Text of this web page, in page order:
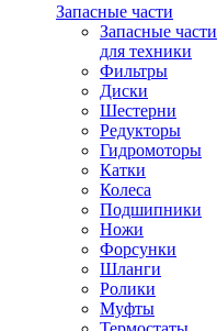
Запасные части
Запасные части
для техники
Фильтры
Диски
Шестерни
Редукторы
Гидромоторы
Катки
Колеса
Подшипники
Ножи
Форсунки
Шланги
Ролики
Муфты